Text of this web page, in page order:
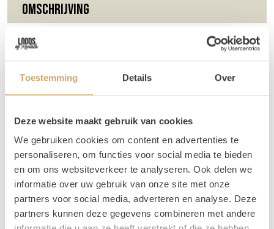
Toestemming Details Over
Deze website maakt gebruik van cookies
We gebruiken cookies om content en advertenties te
personaliseren, om functies voor social media te bieden
en om ons websiteverkeer te analyseren. Ook delen we
informatie over uw gebruik van onze site met onze
partners voor social media, adverteren en analyse. Deze
partners kunnen deze gegevens combineren met andere
Omschrijving
Dit hexagon welkomstbord van hout zet direct de toon
voor jullie event! Oh, en het staat natuurlijk prachtig op
worden gezet. Het bord wordt geleverd zonder ezel. Wil je
jullie namen en datum op het bord hebben?Huur dan
Tip:Stijl je bord met wat groen en bloemen en plaats hem
op eenezel. Zo heb je direct een prachtig item helemaal
zelf gestyled!
Is dit bord niet helemaal wat jullie zoeken? Bekijk dan
ook eens de rest van ons
assortiment
! Er zit vast iets
tussen wat jullie wel mooi vinden!